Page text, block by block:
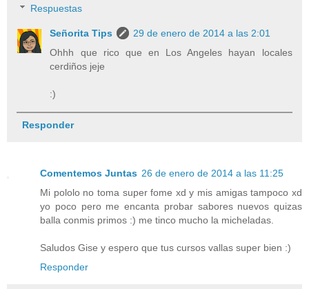
Respuestas
Señorita Tips
29 de enero de 2014 a las 2:01
Ohhh que rico que en Los Angeles hayan locales
cerdiños jeje
:)
Responder
Comentemos Juntas 26 de enero de 2014 a las 11:25
Mi pololo no toma super fome xd y mis amigas tampoco xd
yo poco pero me encanta probar sabores nuevos quizas
balla conmis primos :) me tinco mucho la micheladas.
Saludos Gise y espero que tus cursos vallas super bien :)
Responder